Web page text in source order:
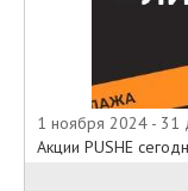
1 ноября 2024 - 31
Акции PUSHE